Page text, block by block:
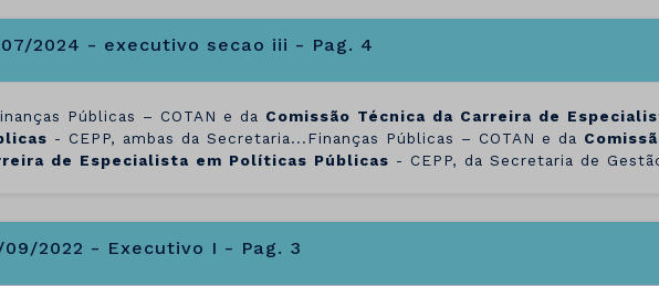
2024 - executivo secao iii - Pag. 4
Públicas – COTAN e da Comissão Técnica da Carreira de
- CEPP, ambas da Secretaria...Finanças Públicas – COTAN e da
de Especialista em Políticas Públicas - CEPP, da Secretaria de
09/2022 - Executivo I - Pag. 3